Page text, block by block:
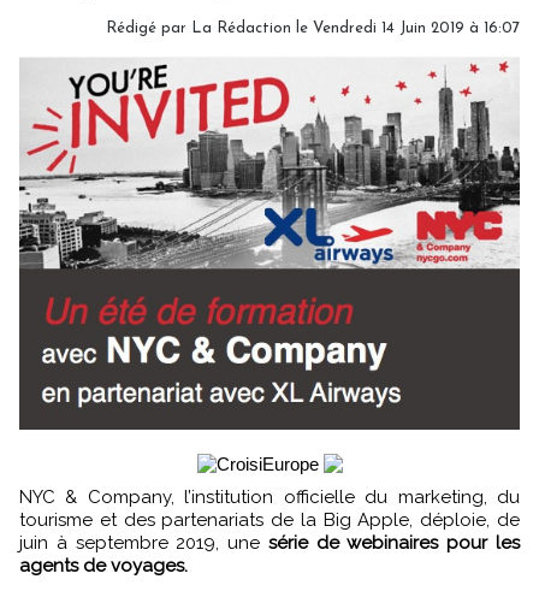
Rédigé par La Rédaction le Vendredi 14 Juin 2019 à 16:07
NYC & Company, l’institution officielle du marketing, du
tourisme et des partenariats de la Big Apple, déploie, de
juin à septembre 2019, une série de webinaires pour les
agents de voyages.